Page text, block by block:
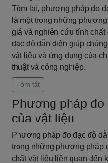
Tóm lại, phương pháp đo
là một trong những
giá và nghiên cứu tính chất
đạc độ dẫn điện giúp
vật liệu và ứng dụng của
thuật và công nghiệp.
Tóm tắt
Phương pháp
của vật liệu
Phương pháp đo đạc độ
trong những phương pháp
chất vật liệu liên quan đến